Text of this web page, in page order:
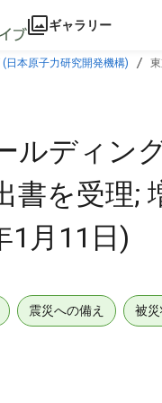
ギャラリー
日本原子力研究開発機構)
ルディン
書を受理;
1月11日)
震災への備え 被災